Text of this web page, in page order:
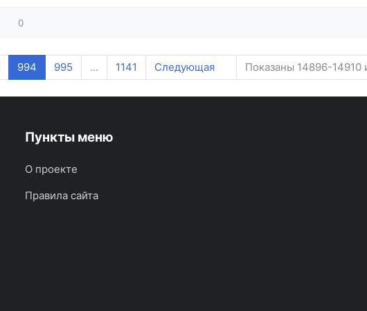
0
994 995 ... 1141 Следующая Показаны 14896-14910
Пункты меню
О проекте
Правила сайта